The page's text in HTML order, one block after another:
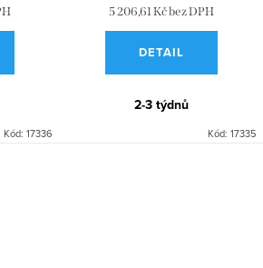
Kód: 17336
5 206,61 Kč bez DPH
DETAIL
2-3 týdnů
Kód: 17335